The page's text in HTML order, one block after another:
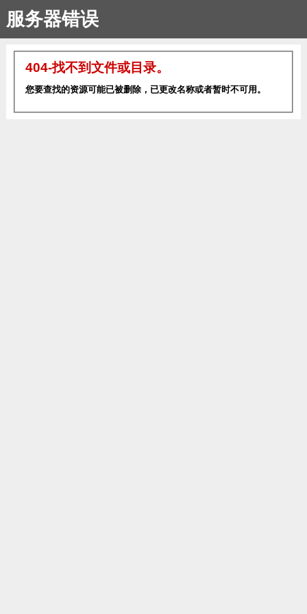
服务器错误
404-找不到文件或目录。
您要查找的资源可能已被删除，已更改名称或者暂时不可用。